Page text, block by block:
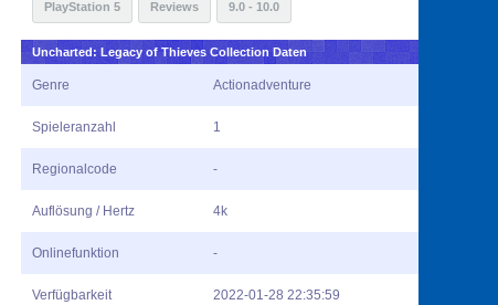
PlayStation 5 Reviews 9.0 - 10.0
Uncharted: Legacy of Thieves Collection Daten
Genre Actionadventure
Spieleranzahl 1
Regionalcode -
Auflösung / Hertz 4k
Onlinefunktion -
Verfügbarkeit 2022-01-28 22:35:59